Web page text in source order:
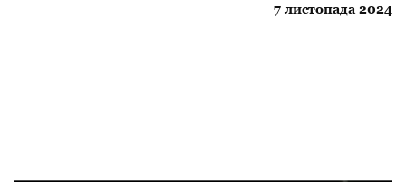
7 листопада 2024